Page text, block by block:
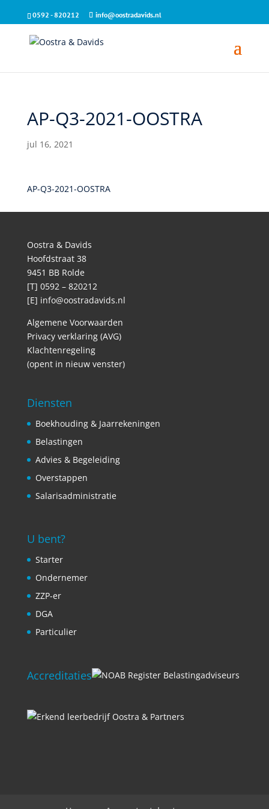
0592 - 820212 info@oostradavids.nl
AP-Q3-2021-OOSTRA
jul 16, 2021
AP-Q3-2021-OOSTRA
Oostra & Davids
Hoofdstraat 38
9451 BB Rolde
[T] 0592 – 820212
[E] info@oostradavids.nl
Algemene Voorwaarden
Privacy verklaring (AVG)
Klachtenregeling
(opent in nieuw venster)
Diensten
Boekhouding & Jaarrekeningen
Belastingen
Advies & Begeleiding
Overstappen
Salarisadministratie
U bent?
Starter
Ondernemer
ZZP-er
DGA
Particulier
Accreditaties